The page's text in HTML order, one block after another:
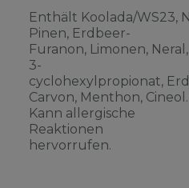
Enthält Koolada/WS23,
Pinen, Erdbeer-
Furanon, Limonen,
3-
cyclohexylpropionat,
Carvon, Menthon, Cineol.
Kann allergische
Reaktionen
hervorrufen.